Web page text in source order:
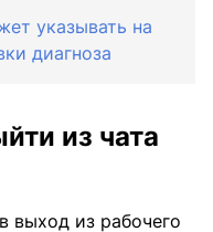
указывать на
диагноза
из чата
выход из рабочего